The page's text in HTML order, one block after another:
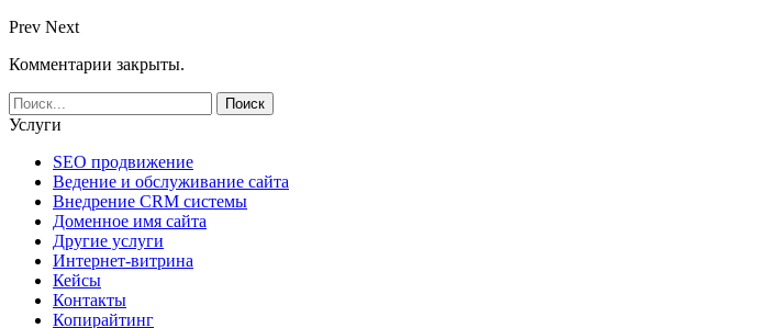
Prev Next
Комментарии закрыты.
Услуги
SEO продвижение
Ведение и обслуживание сайта
Внедрение CRM системы
Доменное имя сайта
Другие услуги
Интернет-витрина
Кейсы
Контакты
Копирайтинг